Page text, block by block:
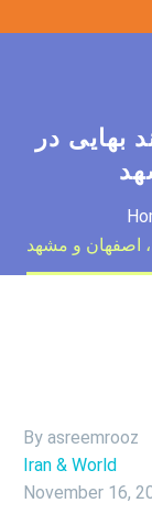
15 شهروند بهایی در
By asreemrooz
Iran & World
November 16,